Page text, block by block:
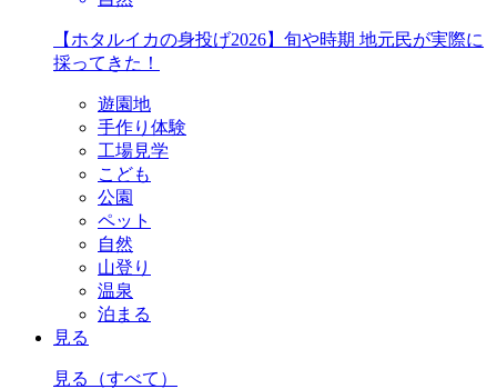
【ホタルイカの身投げ2026】旬や時期 地元民が実際に
採ってきた！
遊園地
手作り体験
工場見学
こども
公園
ペット
自然
山登り
温泉
泊まる
見る
見る （すべて）